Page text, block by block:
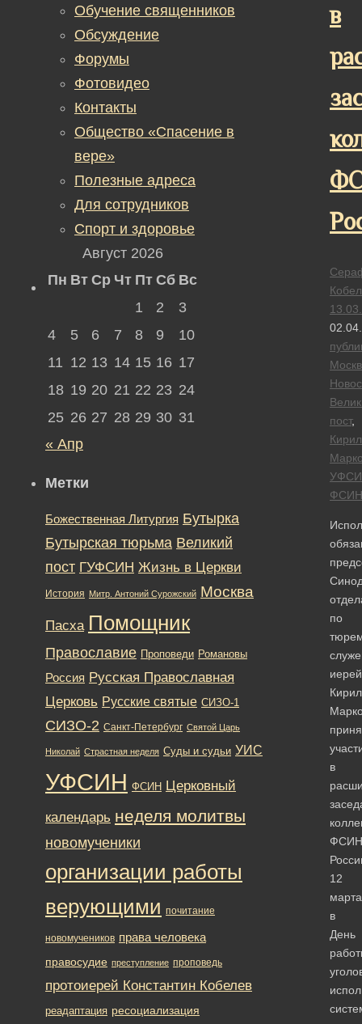
в
пост,
ФСИН
по
иерей
в
ФСИН
12
в
День
Обучение священников
Обсуждение
Форумы
Фотовидео
Контакты
Общество «Спасение в
вере»
Полезные адреса
Для сотрудников
Спорт и здоровье
Август 2026
Пн Вт Ср Чт Пт Сб Вс
1
2
3
4
5 6 7 8 9
10
11 12 13 14 15 16 17
18 19 20 21 22 23 24
25 26 27 28 29 30 31
« Апр
Метки
Божественная Литургия Бутырка
Бутырская тюрьма Великий
пост ГУФСИН Жизнь в Церкви
История Митр. Антоний Сурожский Москва
Пасха Помощник
Православие Проповеди Романовы
Россия Русская Православная
Церковь Русские святые СИЗО-1
СИЗО-2 Санкт-Петербург Святой Царь
Николай Страстная неделя Суды и судьи УИС
УФСИН ФСИН Церковный
календарь неделя молитвы
новомученики
организации работы
верующими почитание
новомучеников права человека
правосудие преступление проповедь
протоиерей Константин Кобелев
реадаптация ресоциализация